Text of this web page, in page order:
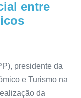
entre
presidente da
e Turismo na
da